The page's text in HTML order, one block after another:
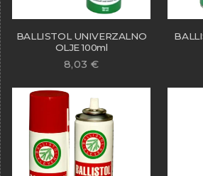
BALLISTOL UNIVERZALNO
OLJE 100ml
8,03 €